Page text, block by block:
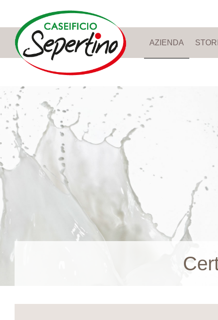
AZIENDA